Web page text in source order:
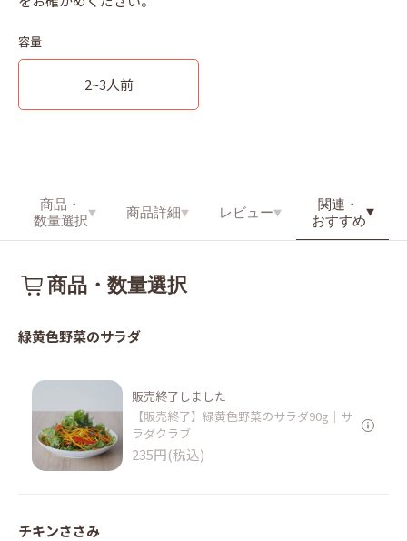
容量
2~3人前
商品・
数量選択
商品詳細 レビュー
関連・
おすすめ
商品・数量選択
緑黄色野菜のサラダ
販売終了しました
【販売終了】緑黄色野菜のサラダ90g｜サ
ラダクラブ
235円(税込)
チキンささみ